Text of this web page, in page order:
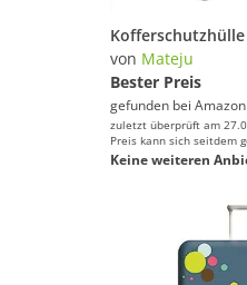
von Mateju
Bester Preis
gefunden bei Amazon
zuletzt überprüft am
Preis kann sich seitdem
Keine weiteren